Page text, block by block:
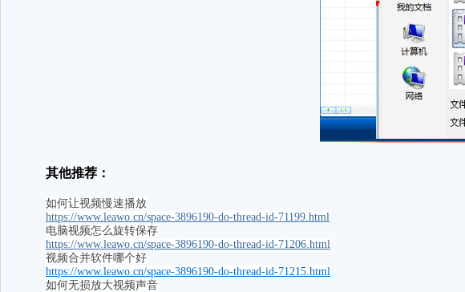
其他推荐：
如何让视频慢速播放
https://www.leawo.cn/space-3896190-do-thread-id-71199.html
电脑视频怎么旋转保存
https://www.leawo.cn/space-3896190-do-thread-id-71206.html
视频合并软件哪个好
https://www.leawo.cn/space-3896190-do-thread-id-71215.html
如何无损放大视频声音